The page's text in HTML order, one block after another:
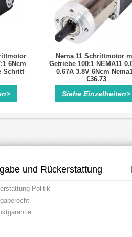
6Ncm
Schritt
Nema 11 Schrittmotor
Getriebe 100:1 NEMA11
0.67A 3.8V 6Ncm
Planetengetriebe
€36.73
Siehe Einzelheiten>
und Rückerstattung
Politik